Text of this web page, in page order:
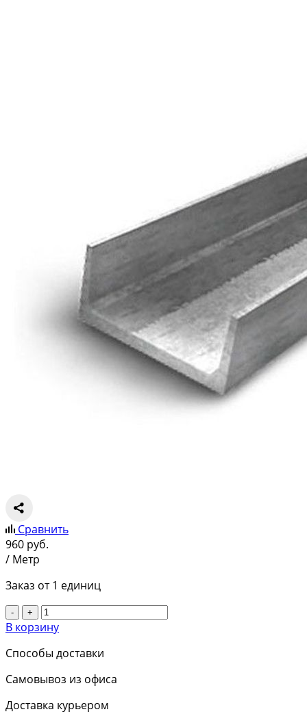
Сравнить
960 руб.
/ Метр
Заказ от 1 единиц
- +
В корзину
Способы доставки
Самовывоз из офиса
Доставка курьером